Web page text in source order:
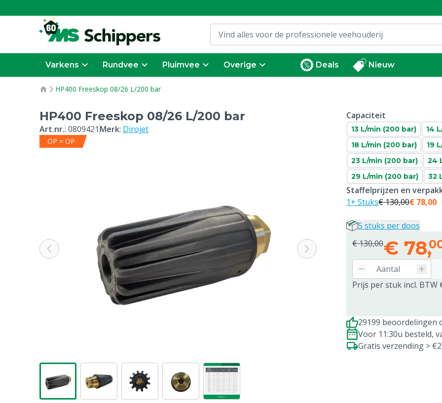
Varkens Rundvee Pluimvee Overige Deals Nieuw
HP400 Freeskop 08/26 L/200 bar
HP400 Freeskop 08/26 L/200 bar
Art.nr.: 0809421 Merk: Dirojet
OP = OP
Capaciteit
13 L/min (200 bar) 14
18 L/min (200 bar)
19
23 L/min (200 bar)
24
29 L/min (200 bar)
32
€ 130,00€ 78,
Prijs per stuk incl. BTW
Staffelprijzen en
1+ Stuks€ 130,00€ 78,00
5 stuks per doos
29199 beoordelingen
Voor 11:30u besteld,
Gratis verzending >